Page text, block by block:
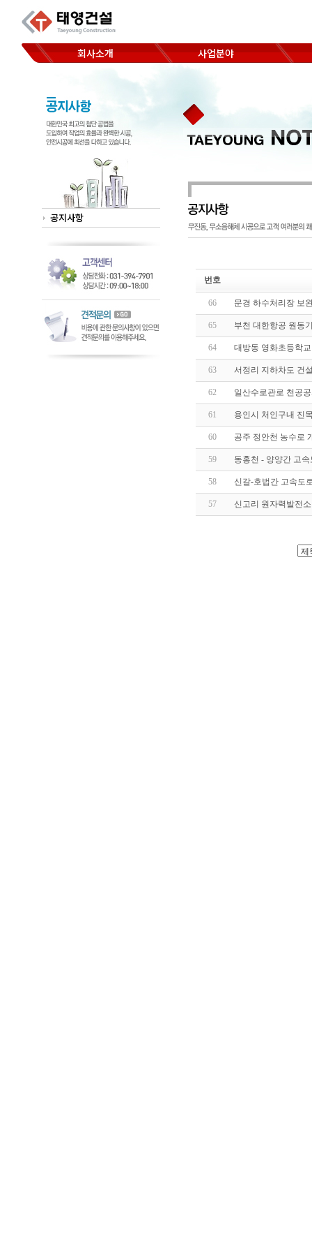
회사소개
CEO 인사말 찾아오시는 길 사업분야
코아드릴 천공 Hand saw 절단 Wheel saw 절단 Wall saw 절단 Wire saw 절단
공지사항
번호
66 문경 하수처리장 보
65 부천 대한항공 원동
64 대방동 영화초등학
63 서정리 지하차도 건
62 일산수로관로 천공
61 용인시 처인구내 진
60 공주 정안천 농수로
59 동홍천 - 양양간 고
58 신갈-호법간 고속도
57 신고리 원자력발전